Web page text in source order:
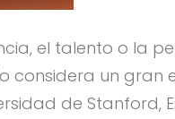
el talento o la
considera un
de Stanford,